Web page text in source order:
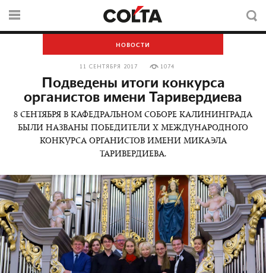
НОВОСТИ
11 СЕНТЯБРЯ 2017 1074
Подведены итоги конкурса
органистов имени Таривердиева
8 СЕНТЯБРЯ В КАФЕДРАЛЬНОМ СОБОРЕ КАЛИНИНГРАДА
БЫЛИ НАЗВАНЫ ПОБЕДИТЕЛИ X МЕЖДУНАРОДНОГО
КОНКУРСА ОРГАНИСТОВ ИМЕНИ МИКАЭЛА
ТАРИВЕРДИЕВА.